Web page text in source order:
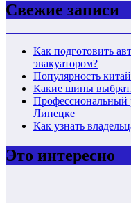
Свежие записи
Как подготовить
эвакуатором?
Популярность
Какие шины
Профессиональный
Липецке
Как узнать
Это интересно